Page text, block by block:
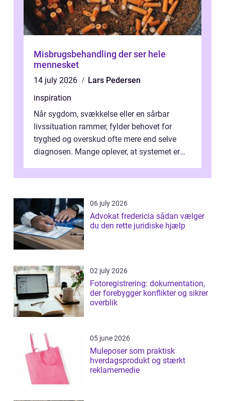
Misbrugsbehandling der ser hele
mennesket
14 july 2026
Lars Pedersen
inspiration
Når sygdom, svækkelse eller en sårbar
livssituation rammer, fylder behovet for
tryghed og overskud ofte mere end selve
diagnosen. Mange oplever, at systemet er
06 july 2026
Advokat fredericia sådan vælger
du den rette juridiske hjælp
02 july 2026
Fotoregistrering: dokumentation,
der forebygger konflikter og sikrer
overblik
05 june 2026
Muleposer som praktisk
hverdagsprodukt og stærkt
reklamemedie